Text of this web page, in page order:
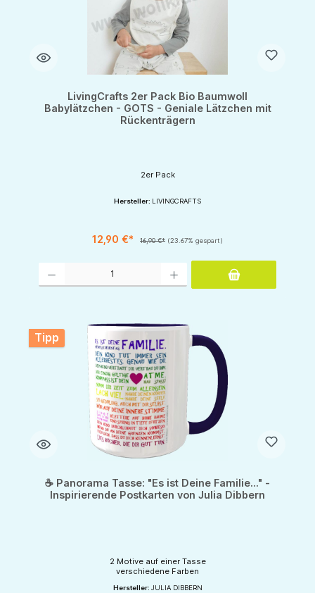
LivingCrafts 2er Pack Bio Baumwoll
Babylätzchen - GOTS - Geniale Lätzchen mit
Rückenträgern
2er Pack
Hersteller: LIVINGCRAFTS
12,90 €* 16,90 €* (23.67% gespart)
Tipp
☕ Panorama Tasse: "Es ist Deine Familie..." -
Inspirierende Postkarten von Julia Dibbern
2 Motive auf einer Tasse
verschiedene Farben
Hersteller: JULIA DIBBERN